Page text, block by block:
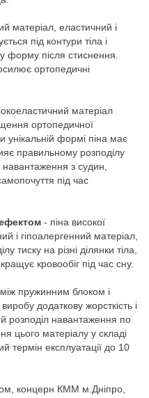
матеріал, еластичний і
під контури тіла і
форму після стиснення.
ортопедичні
матеріал
ортопедичної
унікальній формі піна має
правильному розподілу
навантаження з судин,
під час
- піна високої
і гіпоалергенний матеріал,
тиску на різні ділянки тіла,
кровообіг під час сну.
пружинним блоком і
додаткову жорсткість і
розподіл навантаження по
цього матеріалу у складі
термін експлуатації до 10
концерн КММ м.Дніпро,